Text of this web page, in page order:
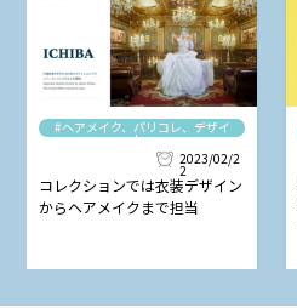
#ヘアメイク、パリコレ、デザイ
ナー
2023/02/2
2
コレクションでは衣装デザイン
からヘアメイクまで担当